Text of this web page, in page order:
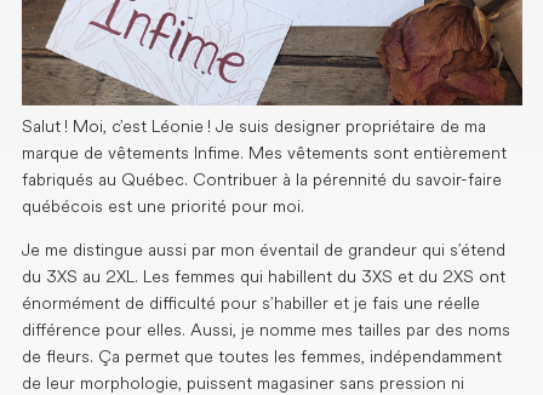
Salut ! Moi, c’est Léonie ! Je suis designer propriétaire de ma
marque de vêtements Infime. Mes vêtements sont entièrement
fabriqués au Québec. Contribuer à la pérennité du savoir-faire
québécois est une priorité pour moi.
Je me distingue aussi par mon éventail de grandeur qui s’étend
du 3XS au 2XL. Les femmes qui habillent du 3XS et du 2XS ont
énormément de difficulté pour s’habiller et je fais une réelle
différence pour elles. Aussi, je nomme mes tailles par des noms
de fleurs. Ça permet que toutes les femmes, indépendamment
de leur morphologie, puissent magasiner sans pression ni